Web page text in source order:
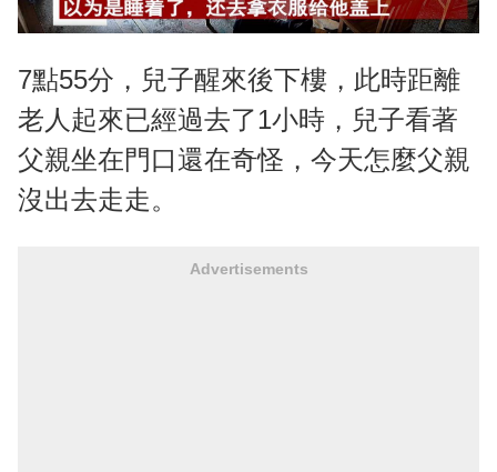
7點55分，兒子醒來後下樓，此時距離
老人起來已經過去了1小時，兒子看著
父親坐在門口還在奇怪，今天怎麼父親
沒出去走走。
Advertisements